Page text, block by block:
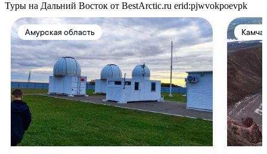
Туры на Дальний Восток от BestArctic.ru erid:pjwvokpoevpk